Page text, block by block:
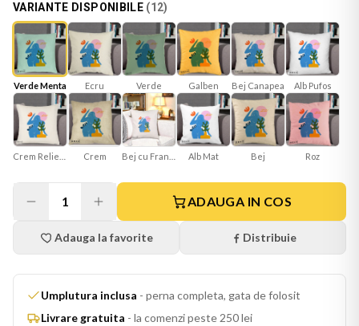
VARIANTE DISPONIBILE (12)
Verde Menta Ecru Verde Galben Bej Canapea Alb Pufos
Crem Alb Mat Bej Roz
1 ADAUGA IN COS
Adauga la favorite Distribuie
Umplutura inclusa - perna completa, gata de folosit
Livrare gratuita - la comenzi peste 250 lei